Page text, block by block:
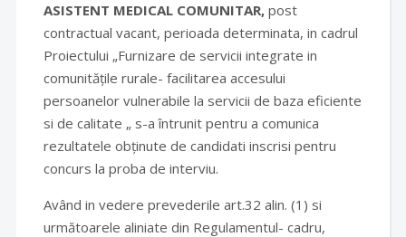
ASISTENT MEDICAL COMUNITAR, post
contractual vacant, perioada determinata, in cadrul
Proiectului „Furnizare de servicii integrate in
comunitățile rurale- facilitarea accesului
persoanelor vulnerabile la servicii de baza eficiente
si de calitate „ s-a întrunit pentru a comunica
rezultatele obținute de candidati inscrisi pentru
concurs la proba de interviu.
Având in vedere prevederile art.32 alin. (1) si
următoarele aliniate din Regulamentul- cadru,